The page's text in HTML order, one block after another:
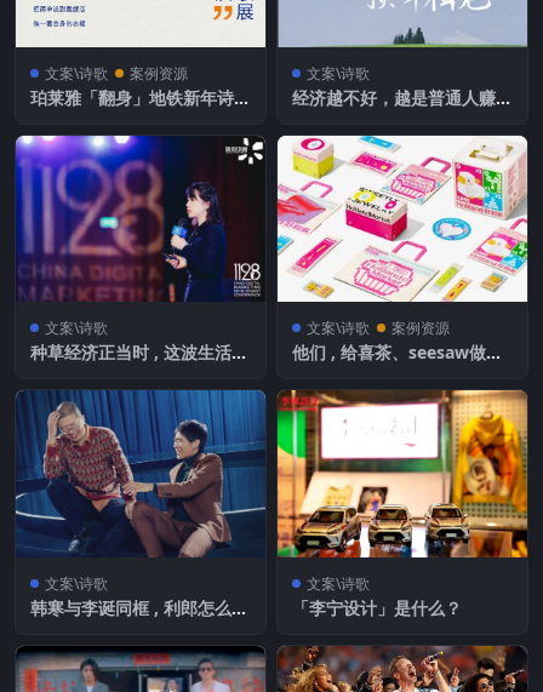
文案\诗歌 案例资源
珀莱雅「翻身」地铁新年诗歌
文案\诗歌
经济越不好，越是普通人赚钱
文案\诗歌
种草经济正当时 , 这波生活服
文案\诗歌 案例资源
他们 , 给喜茶、seesaw做设
文案\诗歌
韩寒与李诞同框 , 利郎怎么想
文案\诗歌
「李宁设计」是什么？